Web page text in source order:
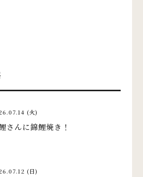
(火)
さんに錦鯉焼き！
(日)